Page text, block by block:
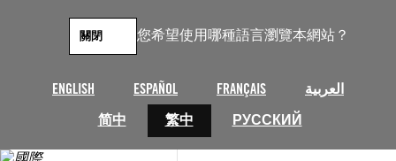
您希望使用哪種語言瀏覽本網站？
ENGLISH ESPAÑOL FRANÇAIS
العربية
简中
繁中 РУССКИЙ
關閉